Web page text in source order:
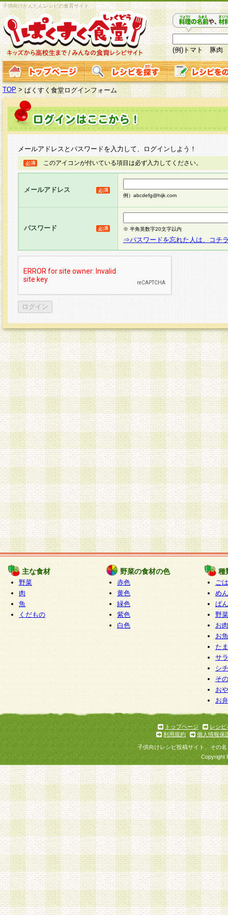
子供向けかんたんレシピの食育サイト
(例)トマト 豚肉
TOP > ぱくすく食堂ログインフォーム
メールアドレスとパスワードを入力して、ログインしよう！
このアイコンが付いている項目は必ず入力してください。
メールアドレス
例）abcdefg@hijk.com
パスワード ※ 半角英数字20文字以内
⇒パスワードを忘れた人は、コチ
主な食材
野菜
肉
魚
くだもの
野菜の食材の色
赤色
黄色
緑色
紫色
白色
種
ご
めん
ぱん
野
お
お
た
サ
シ
そ
お
お
トップページ
レシピ
利用規約
個人情報保
子供向けレシピ投稿サイト、その
Copyright